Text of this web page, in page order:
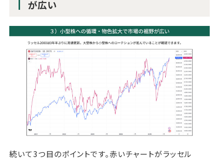
が広い
続いて3つ目のポイントです。赤いチャートがラッセル